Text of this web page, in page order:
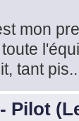
mon
tant
Pilot